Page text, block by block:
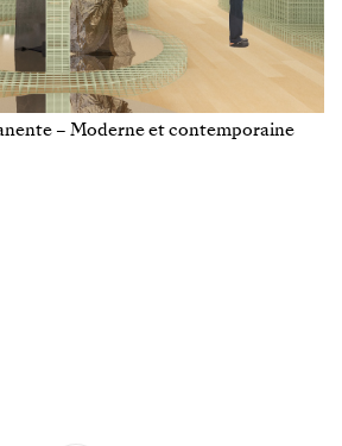
– Moderne et contemporaine